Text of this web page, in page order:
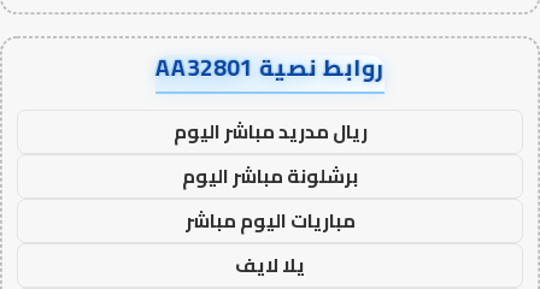
روابط نصية AA32801
ريال مدريد مباشر اليوم
برشلونة مباشر اليوم
مباريات اليوم مباشر
يلا لايف